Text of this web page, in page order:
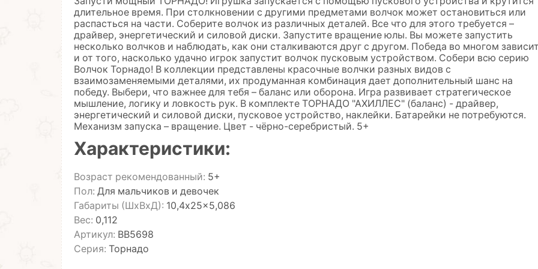
длительное время. При столкновении с другими предметами волчок может остановиться или
распасться на части. Соберите волчок из различных деталей. Все что для этого требуется –
драйвер, энергетический и силовой диски. Запустите вращение юлы. Вы можете запустить
несколько волчков и наблюдать, как они сталкиваются друг с другом. Победа во многом
и от того, насколько удачно игрок запустит волчок пусковым устройством. Собери всю серию
Волчок Торнадо! В коллекции представлены красочные волчки разных видов с
взаимозаменяемыми деталями, их продуманная комбинация дает дополнительный шанс на
победу. Выбери, что важнее для тебя – баланс или оборона. Игра развивает стратегическое
мышление, логику и ловкость рук. В комплекте ТОРНАДО "АХИЛЛЕС" (баланс) - драйвер,
энергетический и силовой диски, пусковое устройство, наклейки. Батарейки не потребуются.
Механизм запуска – вращение. Цвет - чёрно-серебристый. 5+
Характеристики:
Возраст рекомендованный: 5+
Пол: Для мальчиков и девочек
Габариты (ШхВхД): 10,4x25x5,086
Вес: 0,112
Артикул: ВВ5698
Серия: Торнадо